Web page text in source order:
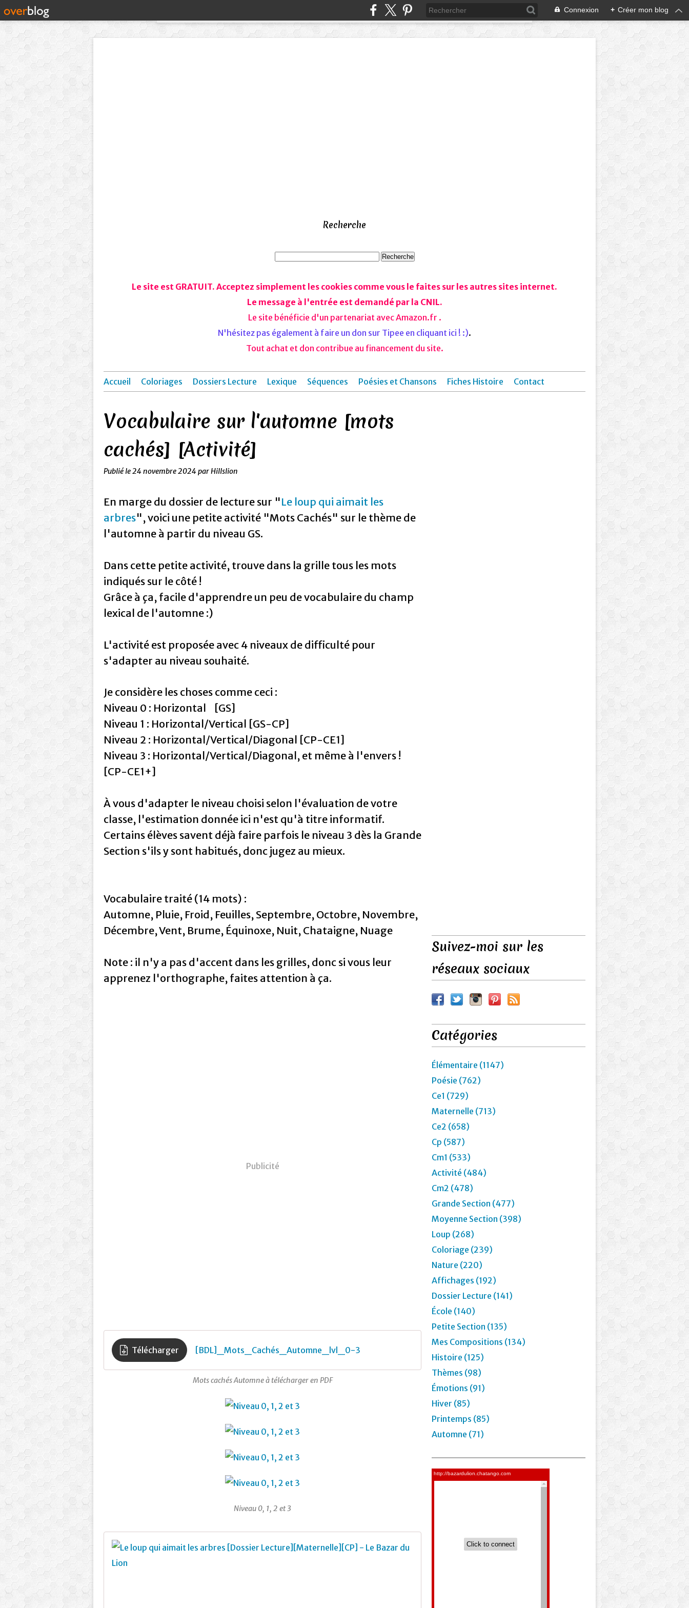
Connexion + Créer mon blog
Recherche
Le site est GRATUIT. Acceptez simplement les cookies comme vous le faites sur les autres sites internet.
Le message à l'entrée est demandé par la CNIL.
Le site bénéficie d'un partenariat avec Amazon.fr .
N'hésitez pas également à faire un don sur Tipee en cliquant ici ! :).
Tout achat et don contribue au financement du site.
Accueil Coloriages Dossiers Lecture Lexique Séquences Poésies et Chansons Fiches Histoire Contact
Vocabulaire sur l'automne [mots
cachés] [Activité]
Publié le24 novembre 2024par Hillslion
En marge du dossier de lecture sur "Le loup qui aimait les
arbres", voici une petite activité "Mots Cachés" sur le thème de
l'automne à partir du niveau GS.
Dans cette petite activité, trouve dans la grille tous les mots
indiqués sur le côté !
Grâce à ça, facile d'apprendre un peu de vocabulaire du champ
lexical de l'automne :)
L'activité est proposée avec 4 niveaux de difficulté pour
s'adapter au niveau souhaité.
Je considère les choses comme ceci :
Niveau 0 : Horizontal [GS]
Niveau 1 : Horizontal/Vertical [GS-CP]
Niveau 2 : Horizontal/Vertical/Diagonal [CP-CE1]
Niveau 3 : Horizontal/Vertical/Diagonal, et même à l'envers !
[CP-CE1+]
À vous d'adapter le niveau choisi selon l'évaluation de votre
classe, l'estimation donnée ici n'est qu'à titre informatif.
Certains élèves savent déjà faire parfois le niveau 3 dès la Grande
Section s'ils y sont habitués, donc jugez au mieux.
Vocabulaire traité (14 mots) :
Automne, Pluie, Froid, Feuilles, Septembre, Octobre, Novembre,
Décembre, Vent, Brume, Équinoxe, Nuit, Chataigne, Nuage
Note : il n'y a pas d'accent dans les grilles, donc si vous leur
apprenez l'orthographe, faites attention à ça.
Publicité
Télécharger [BDL]_Mots_Cachés_Automne_lvl_0-3
Mots cachés Automne à télécharger en PDF
Niveau 0, 1, 2 et 3
Le loup qui aimait les arbres [Dossier
Suivez-moi sur les
réseaux sociaux
Catégories
Élémentaire (1147)
Poésie (762)
Ce1 (729)
Maternelle (713)
Ce2 (658)
Cp (587)
Cm1 (533)
Activité (484)
Cm2 (478)
Grande Section (477)
Moyenne Section (398)
Loup (268)
Coloriage (239)
Nature (220)
Affichages (192)
Dossier Lecture (141)
École (140)
Petite Section (135)
Mes Compositions (134)
Histoire (125)
Thèmes (98)
Émotions (91)
Hiver (85)
Printemps (85)
Automne (71)